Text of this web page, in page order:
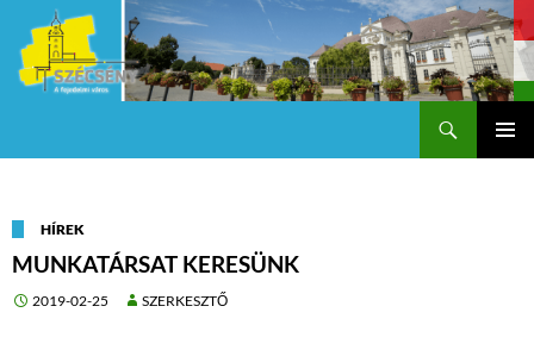
HÍREK
MUNKATÁRSAT KERESÜNK
2019-02-25 SZERKESZTŐ